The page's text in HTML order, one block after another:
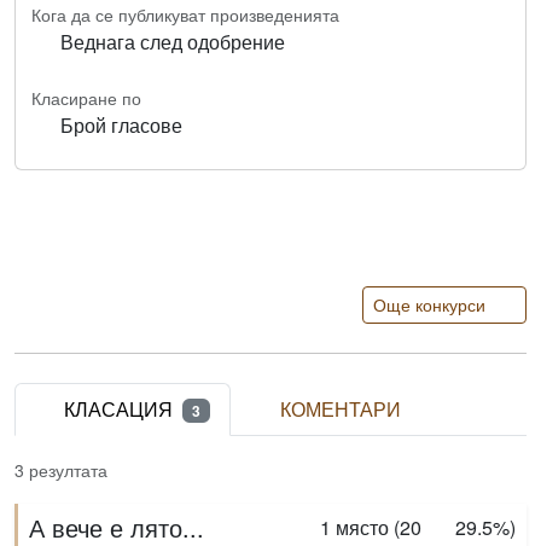
Кога да се публикуват произведенията
Веднага след одобрение
Класиране по
Брой гласове
Още конкурси
КЛАСАЦИЯ 3 КОМЕНТАРИ
3 резултата
1 място (20 29.5%)
А вече е лято...